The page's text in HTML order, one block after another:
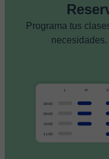
Programa tus